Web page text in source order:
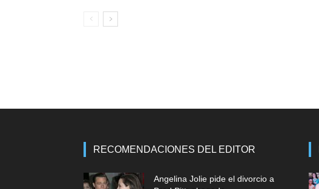
RECOMENDACIONES DEL EDITOR
Angelina Jolie pide el divorcio a